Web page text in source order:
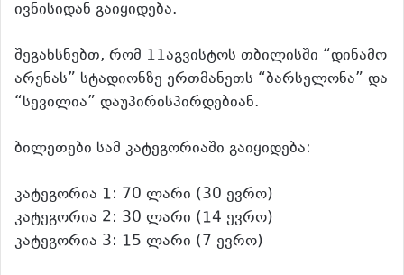
ივნისიდან გაიყიდება.
შეგახსნებთ, რომ 11აგვისტოს თბილისში “დინამო
არენას” სტადიონზე ერთმანეთს “ბარსელონა” და
“სევილია” დაუპირისპირდებიან.
ბილეთები სამ კატეგორიაში გაიყიდება:
კატეგორია 1: 70 ლარი (30 ევრო)
კატეგორია 2: 30 ლარი (14 ევრო)
კატეგორია 3: 15 ლარი (7 ევრო)